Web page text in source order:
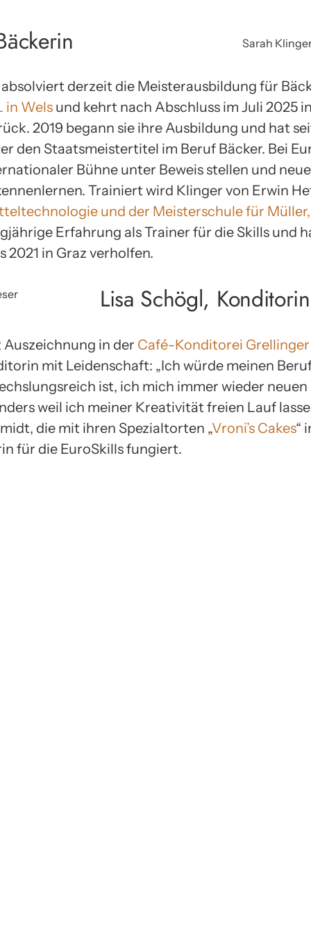
Sarah
derzeit die Meisterausbildung für
in Wels und kehrt nach Abschluss im Juli 2025
2019 begann sie ihre Ausbildung und hat
den Staatsmeistertitel im Beruf Bäcker. Bei
Bühne unter Beweis stellen und
Trainiert wird Klinger von Erwin
und der Meisterschule für
Erfahrung als Trainer für die Skills und
2021 in Graz verholfen.
Lisa Schögl, Konditorin
in der Café-Konditorei Grellinger
mit Leidenschaft: „Ich würde meinen
ist, ich mich immer wieder
weil ich meiner Kreativität freien Lauf
die mit ihren Spezialtorten „Vroni’s Cakes“
für die EuroSkills fungiert.